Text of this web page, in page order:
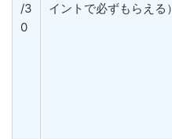
/3
0
イントで必ずもらえる）